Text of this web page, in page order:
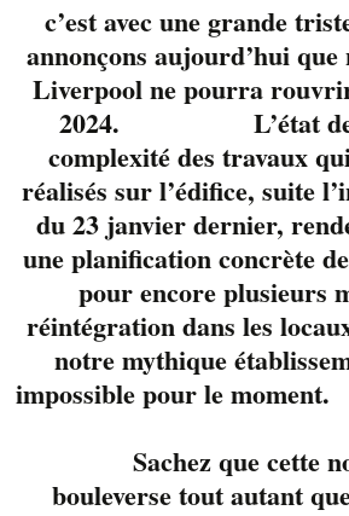
La chaleur du feu et de
la voix la belleValérie
Lussieraccompagnée
guitaristespour vous
offrir un réconfortant
c’est avec une grande
annonçons aujourd’hui
Liverpool ne pourra
2024. L’état des
complexité des travaux
réalisés sur l’édifice, suite
du 23 janvier dernier,
une planification concrète
pour encore plusieurs
réintégration dans les
notre mythique
impossible pour
Sachez que cette
bouleverse tout autant